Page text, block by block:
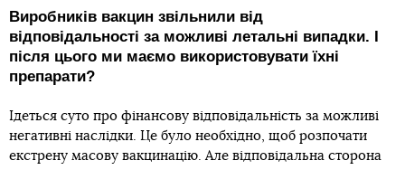
Виробників вакцин звільнили від
відповідальності за можливі летальні випадки. І
після цього ми маємо використовувати їхні
препарати?
Ідеться суто про фінансову відповідальність за можливі
негативні наслідки. Це було необхідно, щоб розпочати
екстрену масову вакцинацію. Але відповідальна сторона